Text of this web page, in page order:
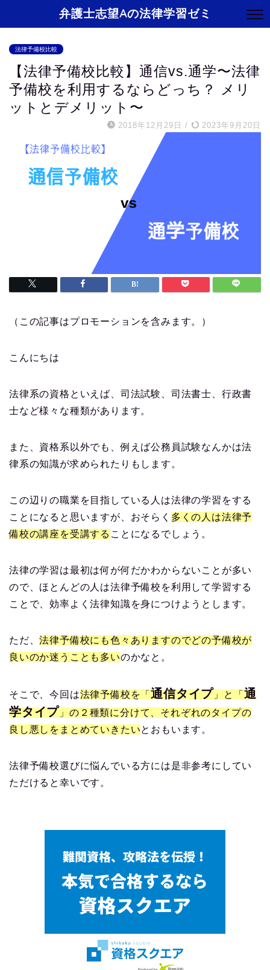
弁護士志望Aの法律学習ゼミ
法律予備校比較
【法律予備校比較】通信vs.通学〜法律
予備校を利用するならどっち？ メリ
ットとデメリット〜
2018年12月29日 / 2023年9月20日
（この記事はプロモーションを含みます。）
こんにちは
法律系の資格といえば、司法試験、司法書士、行政書
士など様々な種類があります。
また、資格系以外でも、例えば公務員試験なんかは法
律系の知識が求められたりもします。
この辺りの職業を目指している人は法律の学習をする
ことになると思いますが、おそらく 多くの人は法律予
備校の講座を受講する ことになるでしょう。
法律の学習は最初は何が何だかわからないことが多い
ので、ほとんどの人は法律予備校を利用して学習する
ことで、効率よく法律知識を身につけようとします。
ただ、法律予備校にも色々ありますのでどの予備校が
良いのか迷うことも多いのかなと。
そこで、今回は法律予備校を「通信タイプ 」と「 通
学タイプ 」の２種類に分けて、それぞれのタイプの
良し悪しをまとめていきたいとおもいます。
法律予備校選びに悩んでいる方には是非参考にしてい
ただけると幸いです。